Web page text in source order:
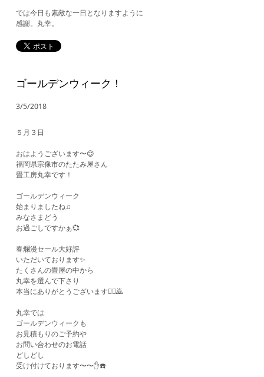
では今日も素敵な一日となりますように
​感謝。丸幸。
ゴールデンウィーク！
3/5/2018
５月３日
おはようございます〜😊
福岡県宗像市のたたみ屋さん
畳工房丸幸です！
ゴールデンウィーク
始まりましたね♫
みなさまどう
お過ごしですかぁ💞
春爛漫セール大好評
いただいております✨
たくさんの畳屋の中から
丸幸を選んで下さり
本当にありがとうございます🙇‍♀️🙇
丸幸では
ゴールデンウィークも
お見積もりのご予約や
お問い合わせのお電話
どしどし
受け付けております〜〜✋☎️